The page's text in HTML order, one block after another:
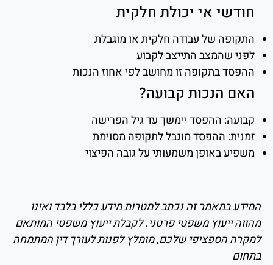
חודשי אי יכולת חלקית
התקופה של עבודה חלקית או מוגבלת
לפני שהמצב התייצב לקבוע
ההפסד בתקופה זו מחושב לפי אחוז הנכות
האם הנכות קבועה?
קבועה: ההפסד יימשך עד גיל הפרישה
זמנית: ההפסד מוגבל לתקופה מסוימת
משפיע באופן משמעותי על גובה הפיצוי
המידע במאמר זה נכתב למטרות מידע כללי בלבד ואינו
מהווה ייעוץ משפטי פרטני. לקבלת ייעוץ משפטי המותאם
למקרה הספציפי שלכם, מומלץ לפנות לעורך דין המתמחה
בתחום